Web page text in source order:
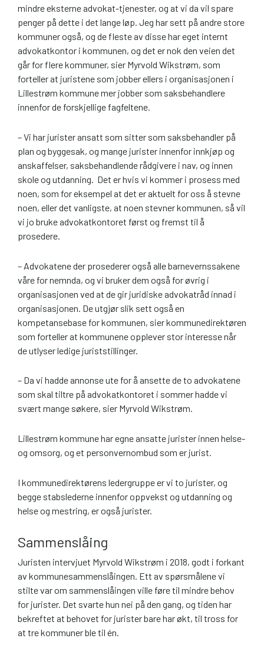
mindre eksterne advokat-tjenester, og at vi da vil spare
penger på dette i det lange løp. Jeg har sett på andre store
kommuner også, og de fleste av disse har eget internt
advokatkontor i kommunen, og det er nok den veien det
går for flere kommuner, sier Myrvold Wikstrøm, som
forteller at juristene som jobber ellers i organisasjonen i
Lillestrøm kommune mer jobber som saksbehandlere
innenfor de forskjellige fagfeltene.
– Vi har jurister ansatt som sitter som saksbehandler på
plan og byggesak, og mange jurister innenfor innkjøp og
anskaffelser, saksbehandlende rådgivere i nav, og innen
skole og utdanning. Det er hvis vi kommer i prosess med
noen, som for eksempel at det er aktuelt for oss å stevne
noen, eller det vanligste, at noen stevner kommunen, så vil
vi jo bruke advokatkontoret først og fremst til å
prosedere.
– Advokatene der prosederer også alle barnevernssakene
våre for nemnda, og vi bruker dem også for øvrig i
organisasjonen ved at de gir juridiske advokatråd innad i
organisasjonen. De utgjør slik sett også en
kompetansebase for kommunen, sier kommunedirektøren
som forteller at kommunene opplever stor interesse når
de utlyser ledige juriststillinger.
– Da vi hadde annonse ute for å ansette de to advokatene
som skal tiltre på advokatkontoret i sommer hadde vi
svært mange søkere, sier Myrvold Wikstrøm.
Lillestrøm kommune har egne ansatte jurister innen helse-
og omsorg, og et personvernombud som er jurist.
I kommunedirektørens ledergruppe er vi to jurister, og
begge stabslederne innenfor oppvekst og utdanning og
helse og mestring, er også jurister.
Sammenslåing
Juristen intervjuet Myrvold Wikstrøm i 2018, godt i forkant
av kommunesammenslåingen. Ett av spørsmålene vi
stilte var om sammenslåingen ville føre til mindre behov
for jurister. Det svarte hun nei på den gang, og tiden har
bekreftet at behovet for jurister bare har økt, til tross for
at tre kommuner ble til én.